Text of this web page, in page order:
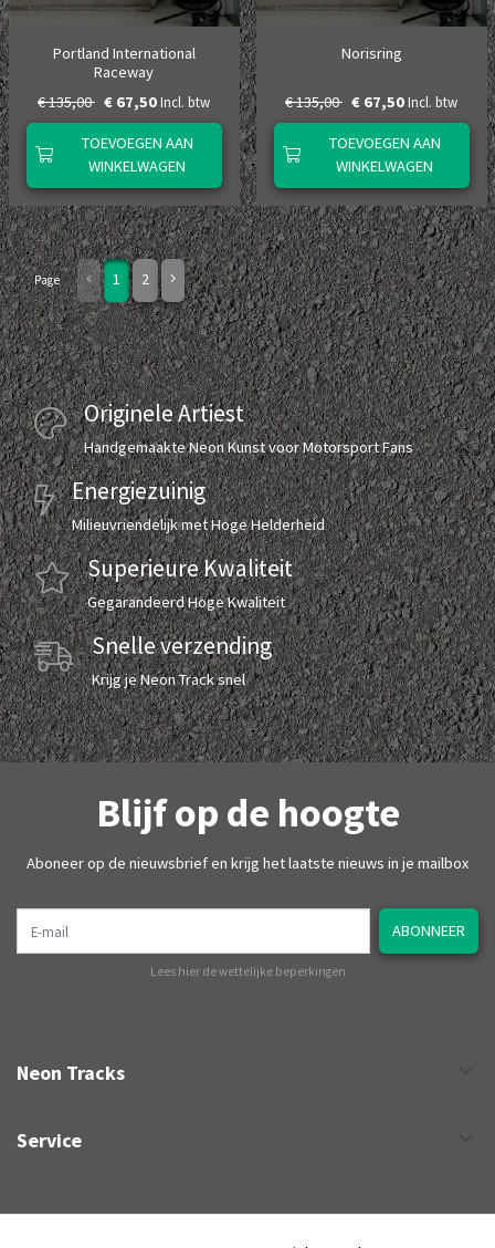
Portland International
Raceway
€ 135,00 € 67,50 Incl. btw
TOEVOEGEN AAN
WINKELWAGEN
Norisring
€ 135,00 € 67,50 Incl. btw
TOEVOEGEN AAN
WINKELWAGEN
Page 1 2
Originele Artiest
Handgemaakte Neon Kunst voor Motorsport Fans
Energiezuinig
Milieuvriendelijk met Hoge Helderheid
Superieure Kwaliteit
Gegarandeerd Hoge Kwaliteit
Snelle verzending
Krijg je Neon Track snel
Blijf op de hoogte
Aboneer op de nieuwsbrief en krijg het laatste nieuws in je mailbox
ABONNEER
Lees hier de wettelijke beperkingen
Neon Tracks
Service